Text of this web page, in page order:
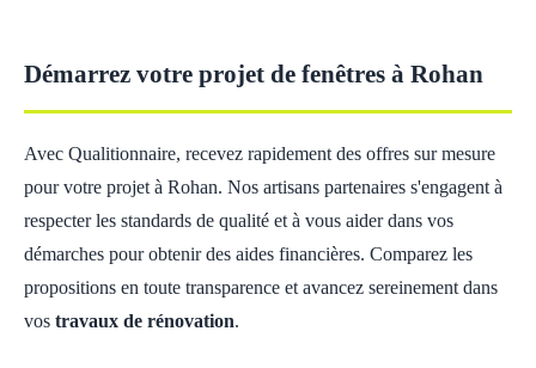
Démarrez votre projet de fenêtres à Rohan
Avec Qualitionnaire, recevez rapidement des offres sur mesure
pour votre projet à Rohan. Nos artisans partenaires s'engagent à
respecter les standards de qualité et à vous aider dans vos
démarches pour obtenir des aides financières. Comparez les
propositions en toute transparence et avancez sereinement dans
vos travaux de rénovation.